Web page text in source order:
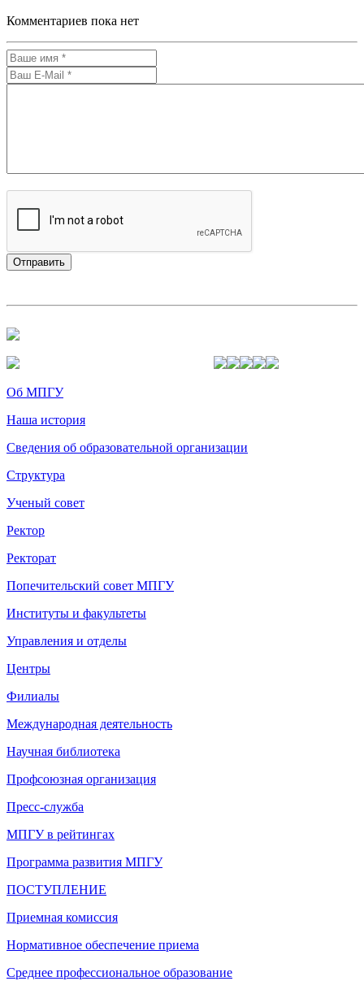
Комментариев пока нет
Об МПГУ
Наша история
Сведения об образовательной организации
Структура
Ученый совет
Ректор
Ректорат
Попечительский совет МПГУ
Институты и факультеты
Управления и отделы
Центры
Филиалы
Международная деятельность
Научная библиотека
Профсоюзная организация
Пресс-служба
МПГУ в рейтингах
Программа развития МПГУ
ПОСТУПЛЕНИЕ
Приемная комиссия
Нормативное обеспечение приема
Среднее профессиональное образование